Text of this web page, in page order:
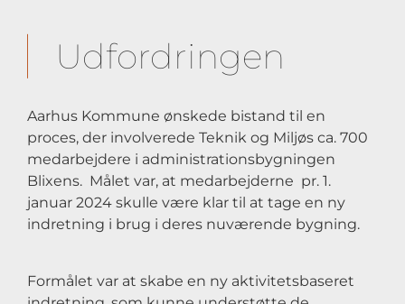
Udfordringen
Aarhus Kommune ønskede bistand til en
proces, der involverede Teknik og Miljøs ca. 700
medarbejdere i administrationsbygningen
Blixens. Målet var, at medarbejderne pr. 1.
januar 2024 skulle være klar til at tage en ny
indretning i brug i deres nuværende bygning.
Formålet var at skabe en ny aktivitetsbaseret